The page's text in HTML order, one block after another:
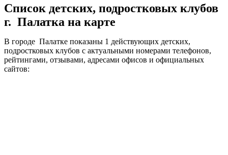
Список детских, подростковых клубов
г. Палатка на карте
В городе Палатке показаны 1 действующих детских,
подростковых клубов с актуальными номерами телефонов,
рейтингами, отзывами, адресами офисов и официальных
сайтов: